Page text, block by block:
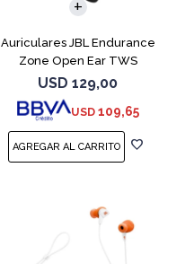
Auriculares JBL Endurance
Zone Open Ear TWS
Bluetooth Black
USD 129,00
USD 109,65